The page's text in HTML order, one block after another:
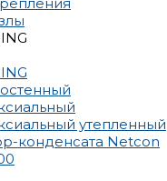
утепленный
конденсата Netcon